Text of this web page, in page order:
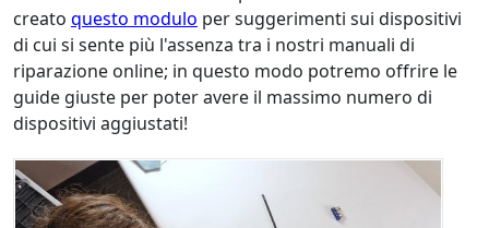
creato questo modulo per suggerimenti sui dispositivi
di cui si sente più l'assenza tra i nostri manuali di
riparazione online; in questo modo potremo offrire le
guide giuste per poter avere il massimo numero di
dispositivi aggiustati!